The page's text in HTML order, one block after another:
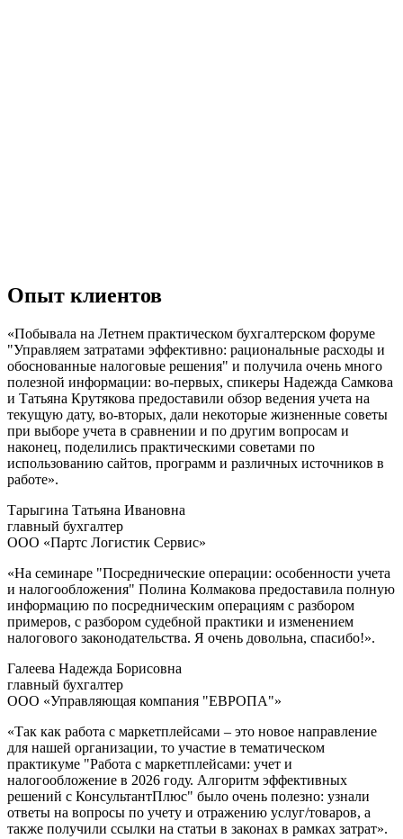
Опыт клиентов
«Побывала на Летнем практическом бухгалтерском форуме
"Управляем затратами эффективно: рациональные расходы и
обоснованные налоговые решения" и получила очень много
полезной информации: во-первых, спикеры Надежда Самкова
и Татьяна Крутякова предоставили обзор ведения учета на
текущую дату, во-вторых, дали некоторые жизненные советы
при выборе учета в сравнении и по другим вопросам и
наконец, поделились практическими советами по
использованию сайтов, программ и различных источников в
работе».
Тарыгина Татьяна Ивановна
главный бухгалтер
ООО «Партс Логистик Сервис»
«На семинаре "Посреднические операции: особенности учета
и налогообложения" Полина Колмакова предоставила полную
информацию по посредническим операциям с разбором
примеров, с разбором судебной практики и изменением
налогового законодательства. Я очень довольна, спасибо!».
Галеева Надежда Борисовна
главный бухгалтер
ООО «Управляющая компания "ЕВРОПА"»
«Так как работа с маркетплейсами – это новое направление
для нашей организации, то участие в тематическом
практикуме "Работа с маркетплейсами: учет и
налогообложение в 2026 году. Алгоритм эффективных
решений с КонсультантПлюс" было очень полезно: узнали
ответы на вопросы по учету и отражению услуг/товаров, а
также получили ссылки на статьи в законах в рамках затрат».